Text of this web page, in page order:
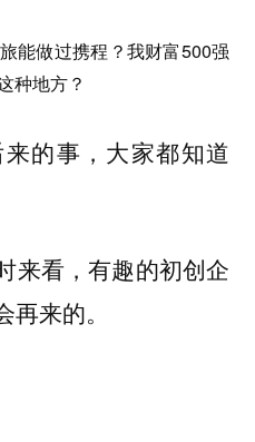
能做过携程？我财富500强
种地方？
的事，大家都知道
来看，有趣的初创企
来的。